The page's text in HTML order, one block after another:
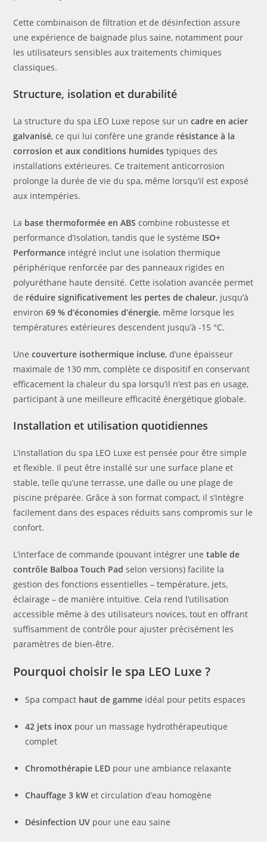
Cette combinaison de filtration et de désinfection assure
une expérience de baignade plus saine, notamment pour
les utilisateurs sensibles aux traitements chimiques
classiques.
Structure, isolation et durabilité
La structure du spa LEO Luxe repose sur uncadre en acier
galvanisé, ce qui lui confère une grande résistance à la
corrosion et aux conditions humides typiques des
installations extérieures. Ce traitement anticorrosion
prolonge la durée de vie du spa, même lorsqu’il est exposé
aux intempéries.
La base thermoformée en ABS combine robustesse et
performance d’isolation, tandis que le système ISO+
Performance intégré inclut une isolation thermique
périphérique renforcée par des panneaux rigides en
polyuréthane haute densité. Cette isolation avancée permet
de réduire significativement les pertes de chaleur, jusqu’à
environ69 % d’économies d’énergie, même lorsque les
températures extérieures descendent jusqu’à -15 °C.
Unecouverture isothermique incluse, d’une épaisseur
maximale de 130 mm, complète ce dispositif en conservant
efficacement la chaleur du spa lorsqu’il n’est pas en usage,
participant à une meilleure efficacité énergétique globale.
Installation et utilisation quotidiennes
L’installation du spa LEO Luxe est pensée pour être simple
et flexible. Il peut être installé sur une surface plane et
stable, telle qu’une terrasse, une dalle ou une plage de
piscine préparée. Grâce à son format compact, il s’intègre
facilement dans des espaces réduits sans compromis sur le
confort.
L’interface de commande (pouvant intégrer unetable de
contrôle Balboa Touch Pad selon versions) facilite la
gestion des fonctions essentielles – température, jets,
éclairage – de manière intuitive. Cela rend l’utilisation
accessible même à des utilisateurs novices, tout en offrant
suffisamment de contrôle pour ajuster précisément les
paramètres de bien-être.
Pourquoi choisir le spa LEO Luxe ?
Spa compact haut de gamme idéal pour petits espaces
42 jets inox pour un massage hydrothérapeutique
complet
Chromothérapie LED pour une ambiance relaxante
Chauffage 3 kW et circulation d’eau homogène
Désinfection UV pour une eau saine